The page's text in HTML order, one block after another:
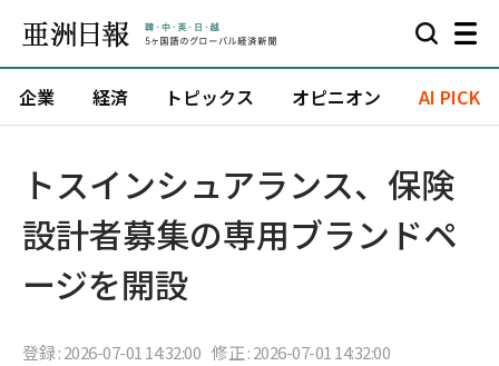
企業 経済 トピックス オピニオン AI PICK
トスインシュアランス、保険
設計者募集の専用ブランドペ
ージを開設
登録 : 2026-07-01 14:32:00 修正 : 2026-07-01 14:32:00